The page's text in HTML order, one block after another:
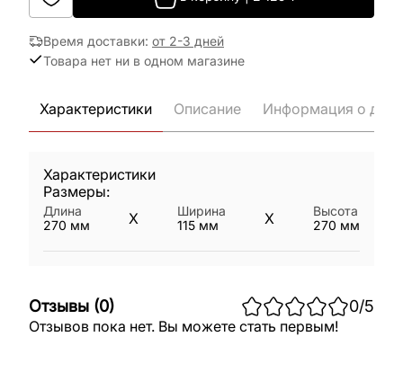
Время доставки: от 2-3 дней
Товара нет ни в одном магазине
Характеристики Описание Информация о
Характеристики
Размеры:
Длина
270 мм X
Ширина
115 мм X
Высота
270 мм
Отзывы (0) 0/5
Отзывов пока нет. Вы можете стать первым!